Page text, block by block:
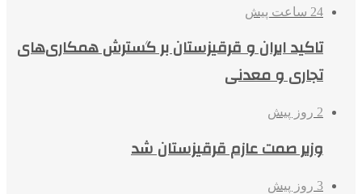
24 ساعت پیش
تاکید ایران و قرقیزستان بر گسترش همکاری‌های
تجاری و معدنی
2 روز پیش
وزیر صمت عازم قرقیزستان شد
3 روز پیش